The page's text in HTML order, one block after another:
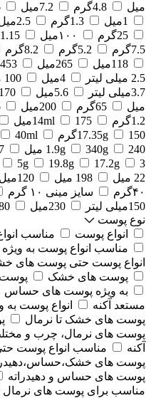
میل
4.8گرم 7.2میل
1میل
1.3گرم 2.5میل
25گرم
۱۰۰میل 1.15گرم
7.5گرم
5.2گرم 8.2گرم
118میل
265میل 453گرم
2.5 میلی لیتر
4میل 100 میل
3.7میلی لیتر
5.6میل 170 میل
میل
65گرم 200میل
1.2گرم
14ml 175میل
17.35g
150گرم 40ml
1.9g
340g 240 میل
5g 19.8g 17.2g 3 گرم
22 میل
198 میل 120میل
۴۰گرم
سایز مینی ۱۰ گرم
150میلی لیتر
230میل 80
نوع پوست
انواع پوست
مناسب
مناسب انواع پوست به
انواع پوست حتی پوست های
پوست های خشک
به ویژه پوست های حساس
مستعد آکنه
انواع پوست
پوست های خشک تا نرمال
پوست های نرمال، چرب و
آکنه
مناسب انواع پوست
پوست های
پوست های حساس و دهیدراته
مناسب برای پوست های نرمال